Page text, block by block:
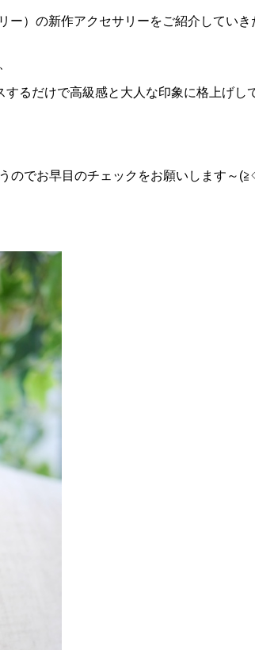
ー）の新作アクセサリーをご紹介していき
るだけで高級感と大人な印象に格上げし
のでお早目のチェックをお願いします～